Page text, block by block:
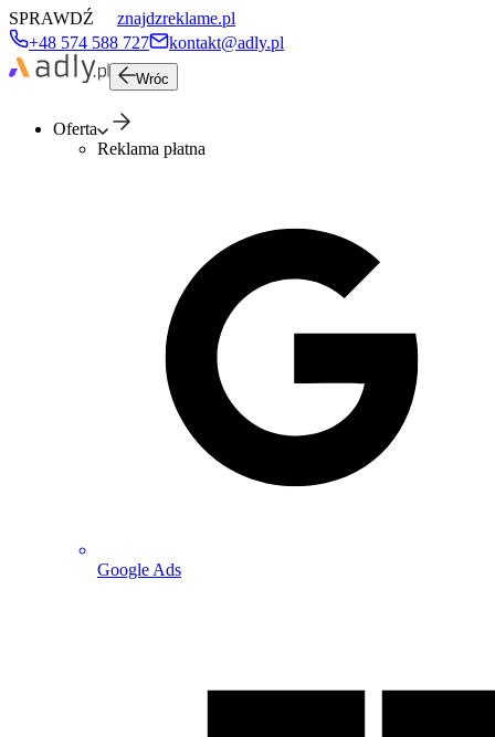
SPRAWDŹ
znajdzreklame.pl
+48 574 588 727
kontakt@adly.pl
Wróc
Oferta
Reklama płatna
Google Ads